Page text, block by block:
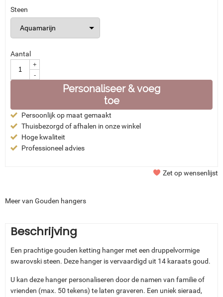
Steen
Aantal
+
-
Personaliseer & voeg
toe
Persoonlijk op maat gemaakt
Thuisbezorgd of afhalen in onze winkel
Hoge kwaliteit
Professioneel advies
Zet op wensenlijst
Meer van Gouden hangers
Beschrijving
Een prachtige gouden ketting hanger met een druppelvormige
swarovski steen. Deze hanger is vervaardigd uit 14 karaats goud.
U kan deze hanger personaliseren door de namen van familie of
vrienden (max. 50 tekens) te laten graveren. Een uniek sieraad,